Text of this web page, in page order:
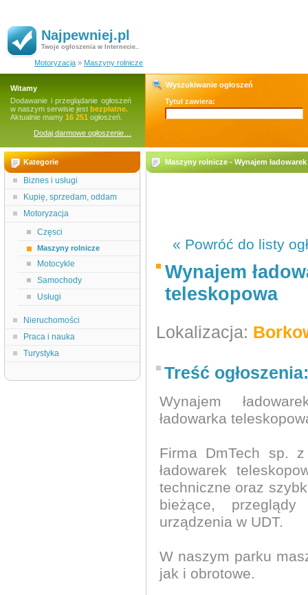
Najpewniej.pl
Twoje ogłoszenia w Internecie..
Motoryzacja » Maszyny rolnicze
Witamy
Dodawanie i przeglądanie ogłoszeń
w naszym serwisie jest bezpłatne.
Aktualnie mamy 16 251 ogłoszeń.
Dodaj darmowe ogłoszenie…
Wyszukiwanie ogłoszeń
Tytuł zawiera:
Kategorie
Biznes i usługi
Kupię, sprzedam, oddam
Motoryzacja
Częsci
Maszyny rolnicze
Motocykle
Samochody
Usługi
Nieruchomości
Praca i nauka
Turystyka
Maszyny rolnicze - Wynajem
« Powróć do listy
Wynajem
teleskopowa
Lokalizacja:
Treść ogłoszenia:
Wynajem
ładowarka
Firma DmTech sp.
ładowarek
techniczne oraz
bieżące, przeglądy
urządzenia w UDT.
W naszym parku
jak i obrotowe.